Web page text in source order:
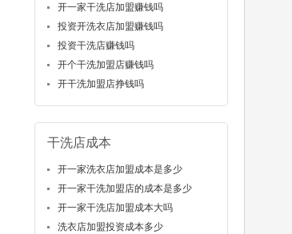
开一家干洗店加盟赚钱吗
投资开洗衣店加盟赚钱吗
投资干洗店赚钱吗
开个干洗加盟店赚钱吗
开干洗加盟店挣钱吗
干洗店成本
开一家洗衣店加盟成本是多少
开一家干洗加盟店的成本是多少
开一家干洗店加盟成本大吗
洗衣店加盟投资成本多少